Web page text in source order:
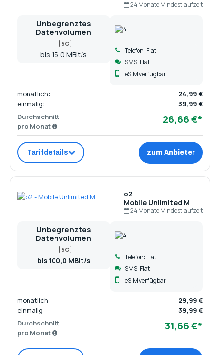
24 Monate Mindestlaufzeit
Unbegrenztes
Datenvolumen
5G
bis 15,0 MBit/s
Telefon: Flat
SMS: Flat
eSIM verfügbar
monatlich:
24,99 €
einmalig:
39,99 €
Durchschnitt
pro Monat
26,66 €*
Tarifdetails zum Anbieter
o2
Mobile Unlimited M
24 Monate Mindestlaufzeit
Unbegrenztes
Datenvolumen
5G
bis 100,0 MBit/s
Telefon: Flat
SMS: Flat
eSIM verfügbar
monatlich:
29,99 €
einmalig:
39,99 €
Durchschnitt
pro Monat
31,66 €*